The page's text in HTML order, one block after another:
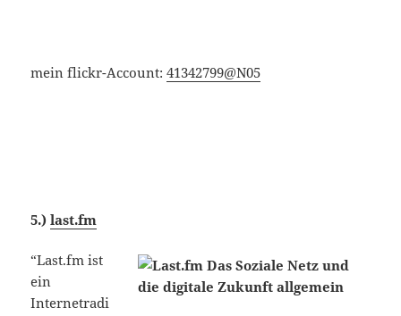
mein flickr-Account:41342799@N05
5.)last.fm
“Last.fm ist
ein
Internetradi